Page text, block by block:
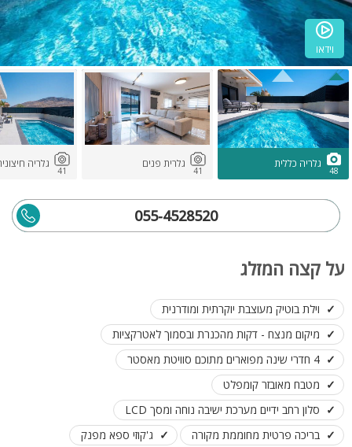
וידאו
48
גלריה כללית
41
גלרית פנים
41
גלריה
055-4528520
על קצה המזלג
וילת בוטיק מעוצבת יוקרתית ומודרנית
מיקום מנצח - דקות מהכנרת ובסמוך לאטרקציות
4 חדרי שינה מפוארים מתוכם סוויטת מאסטר
מטבח מאובזר קומפלט
סלון רחב ידיים מערכת ישיבה נוחה ומסך LCD
בריכה פרטית מחוממת מקורה
ג'קוזי ספא מפנק